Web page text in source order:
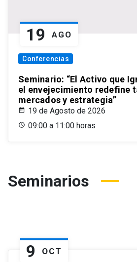
19 AGO
Conferencias
Seminario: “El Activo que
el envejecimiento redefine
mercados y estrategia”
19 de Agosto de 2026
09:00 a 11:00 horas
Seminarios
9 OCT